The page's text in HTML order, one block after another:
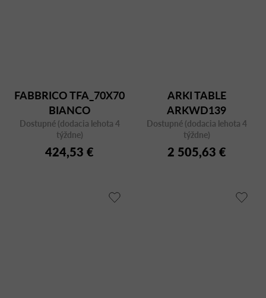
FABBRICO TFA_70X70
BIANCO
Dostupné (dodacia lehota 4
týždne)
424,53 €
ARKI TABLE
ARKWD139
Dostupné (dodacia lehota 4
týždne)
2 505,63 €